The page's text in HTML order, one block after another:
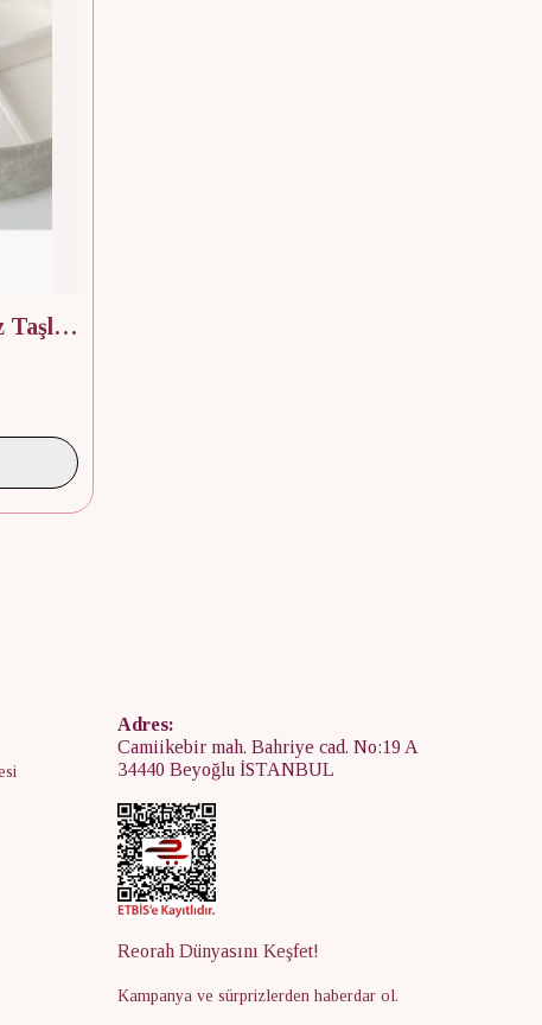
925 Ayar Gümüş Beyaz Taşlı Yüzük silver
Adres:
Camiikebir mah. Bahriye cad. No:19 A
34440 Beyoğlu İSTANBUL
Reorah Dünyasını Keşfet!
Kampanya ve sürprizlerden haberdar ol.